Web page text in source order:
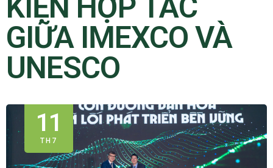
KIỆN HỢP TÁC
GIỮA IMEXCO VÀ
UNESCO
11
TH7